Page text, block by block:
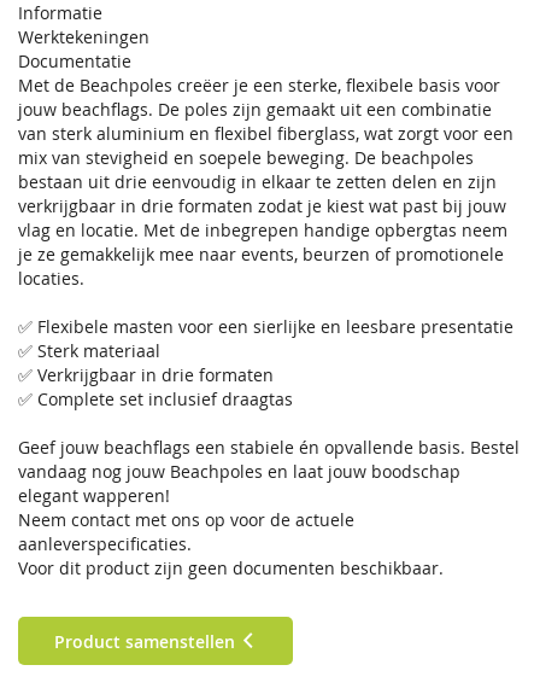
Informatie
Werktekeningen
Documentatie
Met de Beachpoles creëer je een sterke, flexibele basis voor
jouw beachflags. De poles zijn gemaakt uit een combinatie
van sterk aluminium en flexibel fiberglass, wat zorgt voor een
mix van stevigheid en soepele beweging. De beachpoles
bestaan uit drie eenvoudig in elkaar te zetten delen en zijn
verkrijgbaar in drie formaten zodat je kiest wat past bij jouw
vlag en locatie. Met de inbegrepen handige opbergtas neem
je ze gemakkelijk mee naar events, beurzen of promotionele
locaties.
✅ Flexibele masten voor een sierlijke en leesbare presentatie
✅ Sterk materiaal
✅ Verkrijgbaar in drie formaten
✅ Complete set inclusief draagtas
Geef jouw beachflags een stabiele én opvallende basis. Bestel
vandaag nog jouw Beachpoles en laat jouw boodschap
elegant wapperen!
Neem contact met ons op voor de actuele
aanleverspecificaties.
Voor dit product zijn geen documenten beschikbaar.
Product samenstellen